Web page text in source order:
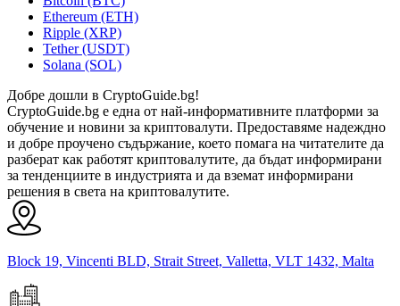
Ethereum (ETH)
Ripple (XRP)
Tether (USDT)
Solana (SOL)
Добре дошли в CryptoGuide.bg!
CryptoGuide.bg е една от най-информативните платформи за
обучение и новини за криптовалути. Предоставяме надеждно
и добре проучено съдържание, което помага на читателите да
разберат как работят криптовалутите, да бъдат информирани
за тенденциите в индустрията и да вземат информирани
решения в света на криптовалутите.
Block 19, Vincenti BLD, Strait Street, Valletta, VLT 1432, Malta